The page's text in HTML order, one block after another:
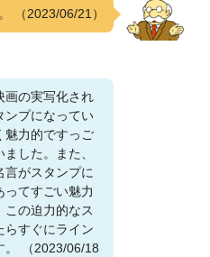
（2023/06/21）
画の実写化され
ンプになってい
魅力的ですっご
した。また、
言がスタンプに
ってすごい魅力
この迫力的なス
らすぐにライン
。 （2023/06/18